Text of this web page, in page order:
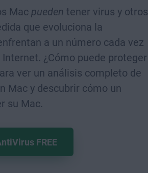
Mac pueden tener virus y otros
que evoluciona la
a un número cada vez
¿Cómo puede proteger
ver un análisis completo de
Mac y descubrir cómo un
su Mac.
FREE